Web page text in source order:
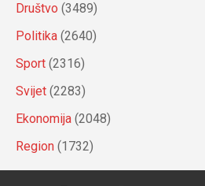
Društvo (3489)
Politika (2640)
Sport (2316)
Svijet (2283)
Ekonomija (2048)
Region (1732)